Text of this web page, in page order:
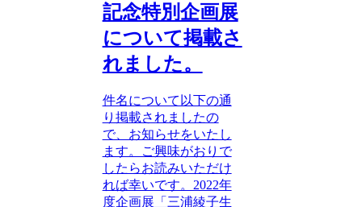
記念特別企画展
について掲載さ
れました。
件名について以下の通
り掲載されましたの
で、お知らせをいたし
ます。ご興味がおりで
したらお読みいただけ
れば幸いです。2022年
度企画展「三浦綾子生